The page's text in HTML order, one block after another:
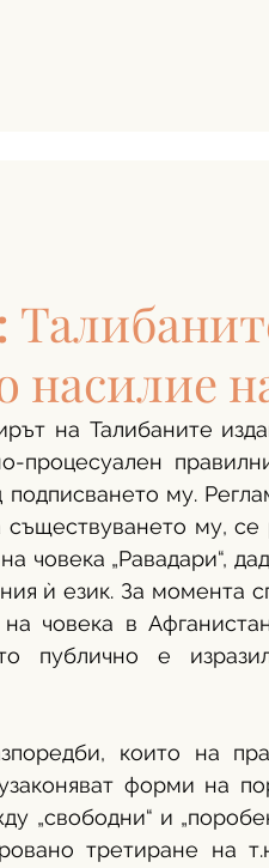
насилие
на Талибаните
процесуален
подписването му.
му, се
човека „Равадари“,
ѝ език. За момента
човека в
публично е
които на
форми на
„свободни“ и
третиране на